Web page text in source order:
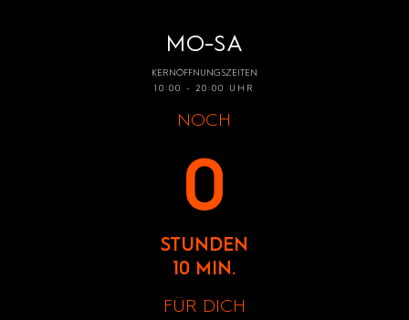
MO-SA
KERNÖFFNUNGSZEITEN
10:00 - 20:00 UHR
NOCH
0
STUNDEN
10 MIN.
FÜR DICH